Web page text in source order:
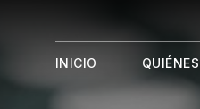
INICIO